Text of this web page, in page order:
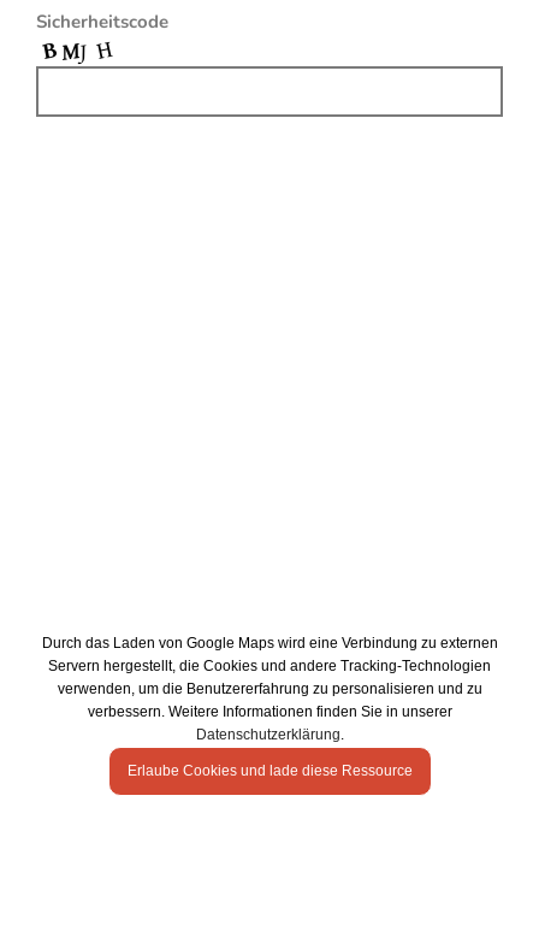
Sicherheitscode
Durch das Laden von Google Maps wird eine Verbindung zu externen
Servern hergestellt, die Cookies und andere Tracking-Technologien
verwenden, um die Benutzererfahrung zu personalisieren und zu
verbessern. Weitere Informationen finden Sie in unserer
Datenschutzerklärung.
Erlaube Cookies und lade diese Ressource